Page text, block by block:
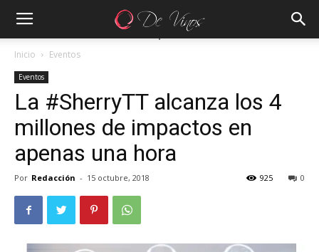
Inicio Eventos
Eventos
La #SherryTT alcanza los 4
millones de impactos en
apenas una hora
Por Redacción - 15 octubre, 2018 0
925